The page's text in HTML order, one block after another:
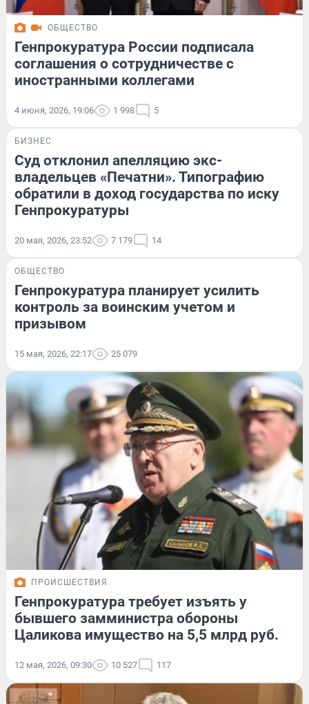
ОБЩЕСТВО
Генпрокуратура России подписала
соглашения о сотрудничестве с
иностранными коллегами
4 июня, 2026, 19:06 1 998 5
БИЗНЕС
Суд отклонил апелляцию экс-
владельцев «Печатни». Типографию
обратили в доход государства по иску
Генпрокуратуры
20 мая, 2026, 23:52 7 179 14
ОБЩЕСТВО
Генпрокуратура планирует усилить
контроль за воинским учетом и
призывом
15 мая, 2026, 22:17 25 079
ПРОИСШЕСТВИЯ
Генпрокуратура требует изъять у
бывшего замминистра обороны
Цаликова имущество на 5,5 млрд руб.
12 мая, 2026, 09:30 10 527 117